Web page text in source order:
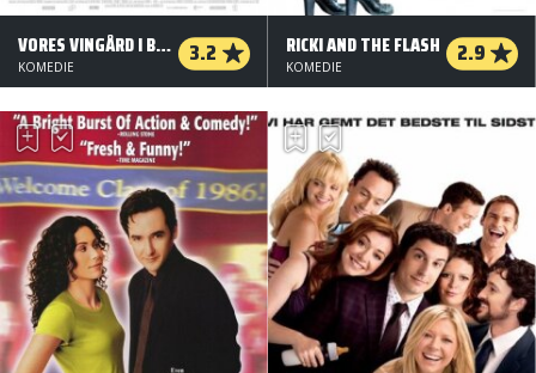
VORES VINGÅRD I BOURGOGNE 3.2
KOMEDIE
RICKI AND THE FLASH 2.9
KOMEDIE